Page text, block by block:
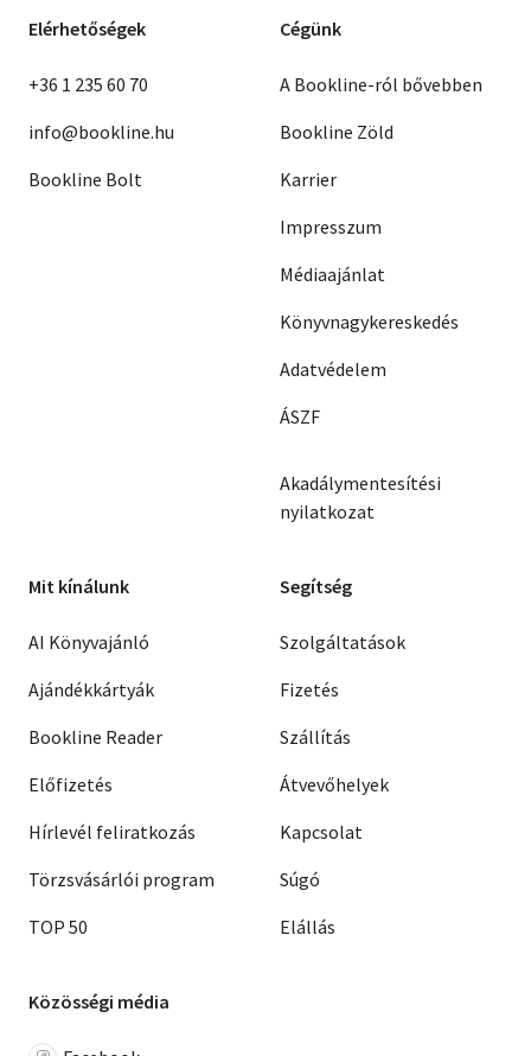
Elérhetőségek
+36 1 235 60 70
info@bookline.hu
Bookline Bolt
Cégünk
A Bookline-ról bővebben
Bookline Zöld
Karrier
Impresszum
Médiaajánlat
Könyvnagykereskedés
Adatvédelem
ÁSZF
Akadálymentesítési
nyilatkozat
Mit kínálunk
AI Könyvajánló
Ajándékkártyák
Bookline Reader
Előfizetés
Hírlevél feliratkozás
Törzsvásárlói program
TOP 50
Segítség
Szolgáltatások
Fizetés
Szállítás
Átvevőhelyek
Kapcsolat
Súgó
Elállás
Közösségi média